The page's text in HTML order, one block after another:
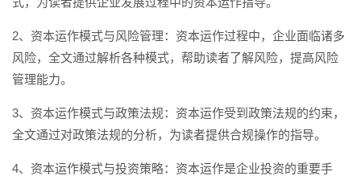
2、资本运作模式与风险管理：资本运作过程中，企业面临诸多
风险，全文通过解析各种模式，帮助读者了解风险，提高风险
管理能力。
3、资本运作模式与政策法规：资本运作受到政策法规的约束，
全文通过对政策法规的分析，为读者提供合规操作的指导。
4、资本运作模式与投资策略：资本运作是企业投资的重要手